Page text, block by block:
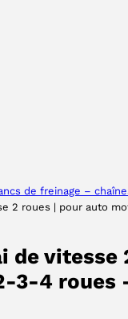
de freinage –
2 roues | pour auto
de vitesse
3-4 roues